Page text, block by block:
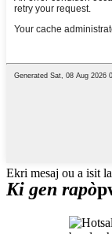
Ekri mesaj ou a isit
Ki gen rapò